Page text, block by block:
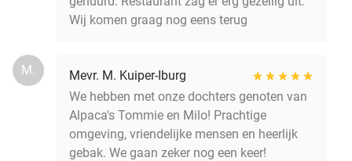
Wij komen graag nog eens terug
M.
Mevr. M. Kuiper-Iburg
We hebben met onze dochters genoten van
Alpaca's Tommie en Milo! Prachtige
omgeving, vriendelijke mensen en heerlijk
gebak. We gaan zeker nog een keer!